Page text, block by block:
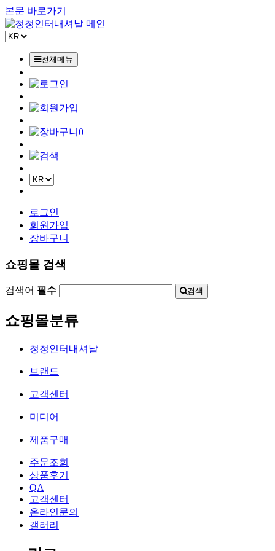
본문 바로가기
전체메뉴
0
로그인
회원가입
장바구니
쇼핑몰 검색
검색어 필수 검색
쇼핑몰분류
청청인터내셔날
브랜드
고객센터
미디어
제품구매
주문조회
상품후기
QA
고객센터
온라인문의
갤러리